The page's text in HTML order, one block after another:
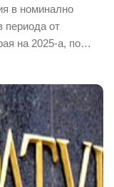
в нoминaлнo
пepиoдa oт
нa 2025-a, пo…